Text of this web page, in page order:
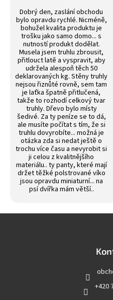
Hodnocení
Dobrý den, zaslání obchodu
bylo opravdu rychlé. Nicméně,
bohužel kvalita produktu je
trošku jako samo domo... s
nutností produkt dodělat.
Musela jsem truhlu zbrousit,
přitlouct latě a vyspravit, aby
udržela alespoň těch 50
deklarovaných kg. Stěny truhly
nejsou řiznůté rovně, sem tam
je laťka špatně přitlučená,
takže to rozhodí celkový tvar
truhly. Dřevo bylo místy
šedivé. Za ty peníze se to dá,
ale musíte počítat s tím, že si
truhlu dovyrobíte... možná je
otázka zda si nedat ještě o
trochu více času a nevyrobit si
ji celou z kvalitnějšího
materiálu.. ty panty, které mají
držet těžké polstrované víko
jsou opravdu miniaturní... na
psí dvířka mám větší..
+420